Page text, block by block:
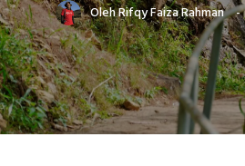
OlehRifqy Faiza Rahman